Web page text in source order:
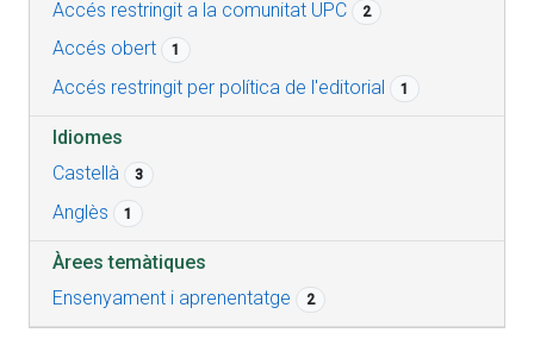
Accés restringit a la comunitat UPC 2
Accés obert 1
Accés restringit per política de l'editorial 1
Idiomes
Castellà
3
Anglès 1
Àrees temàtiques
Ensenyament i aprenentatge
2